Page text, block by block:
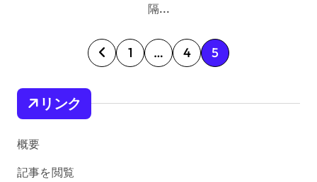
隔...
P
o
s
t
1 … 4 5
リンク
概要
記事を閲覧